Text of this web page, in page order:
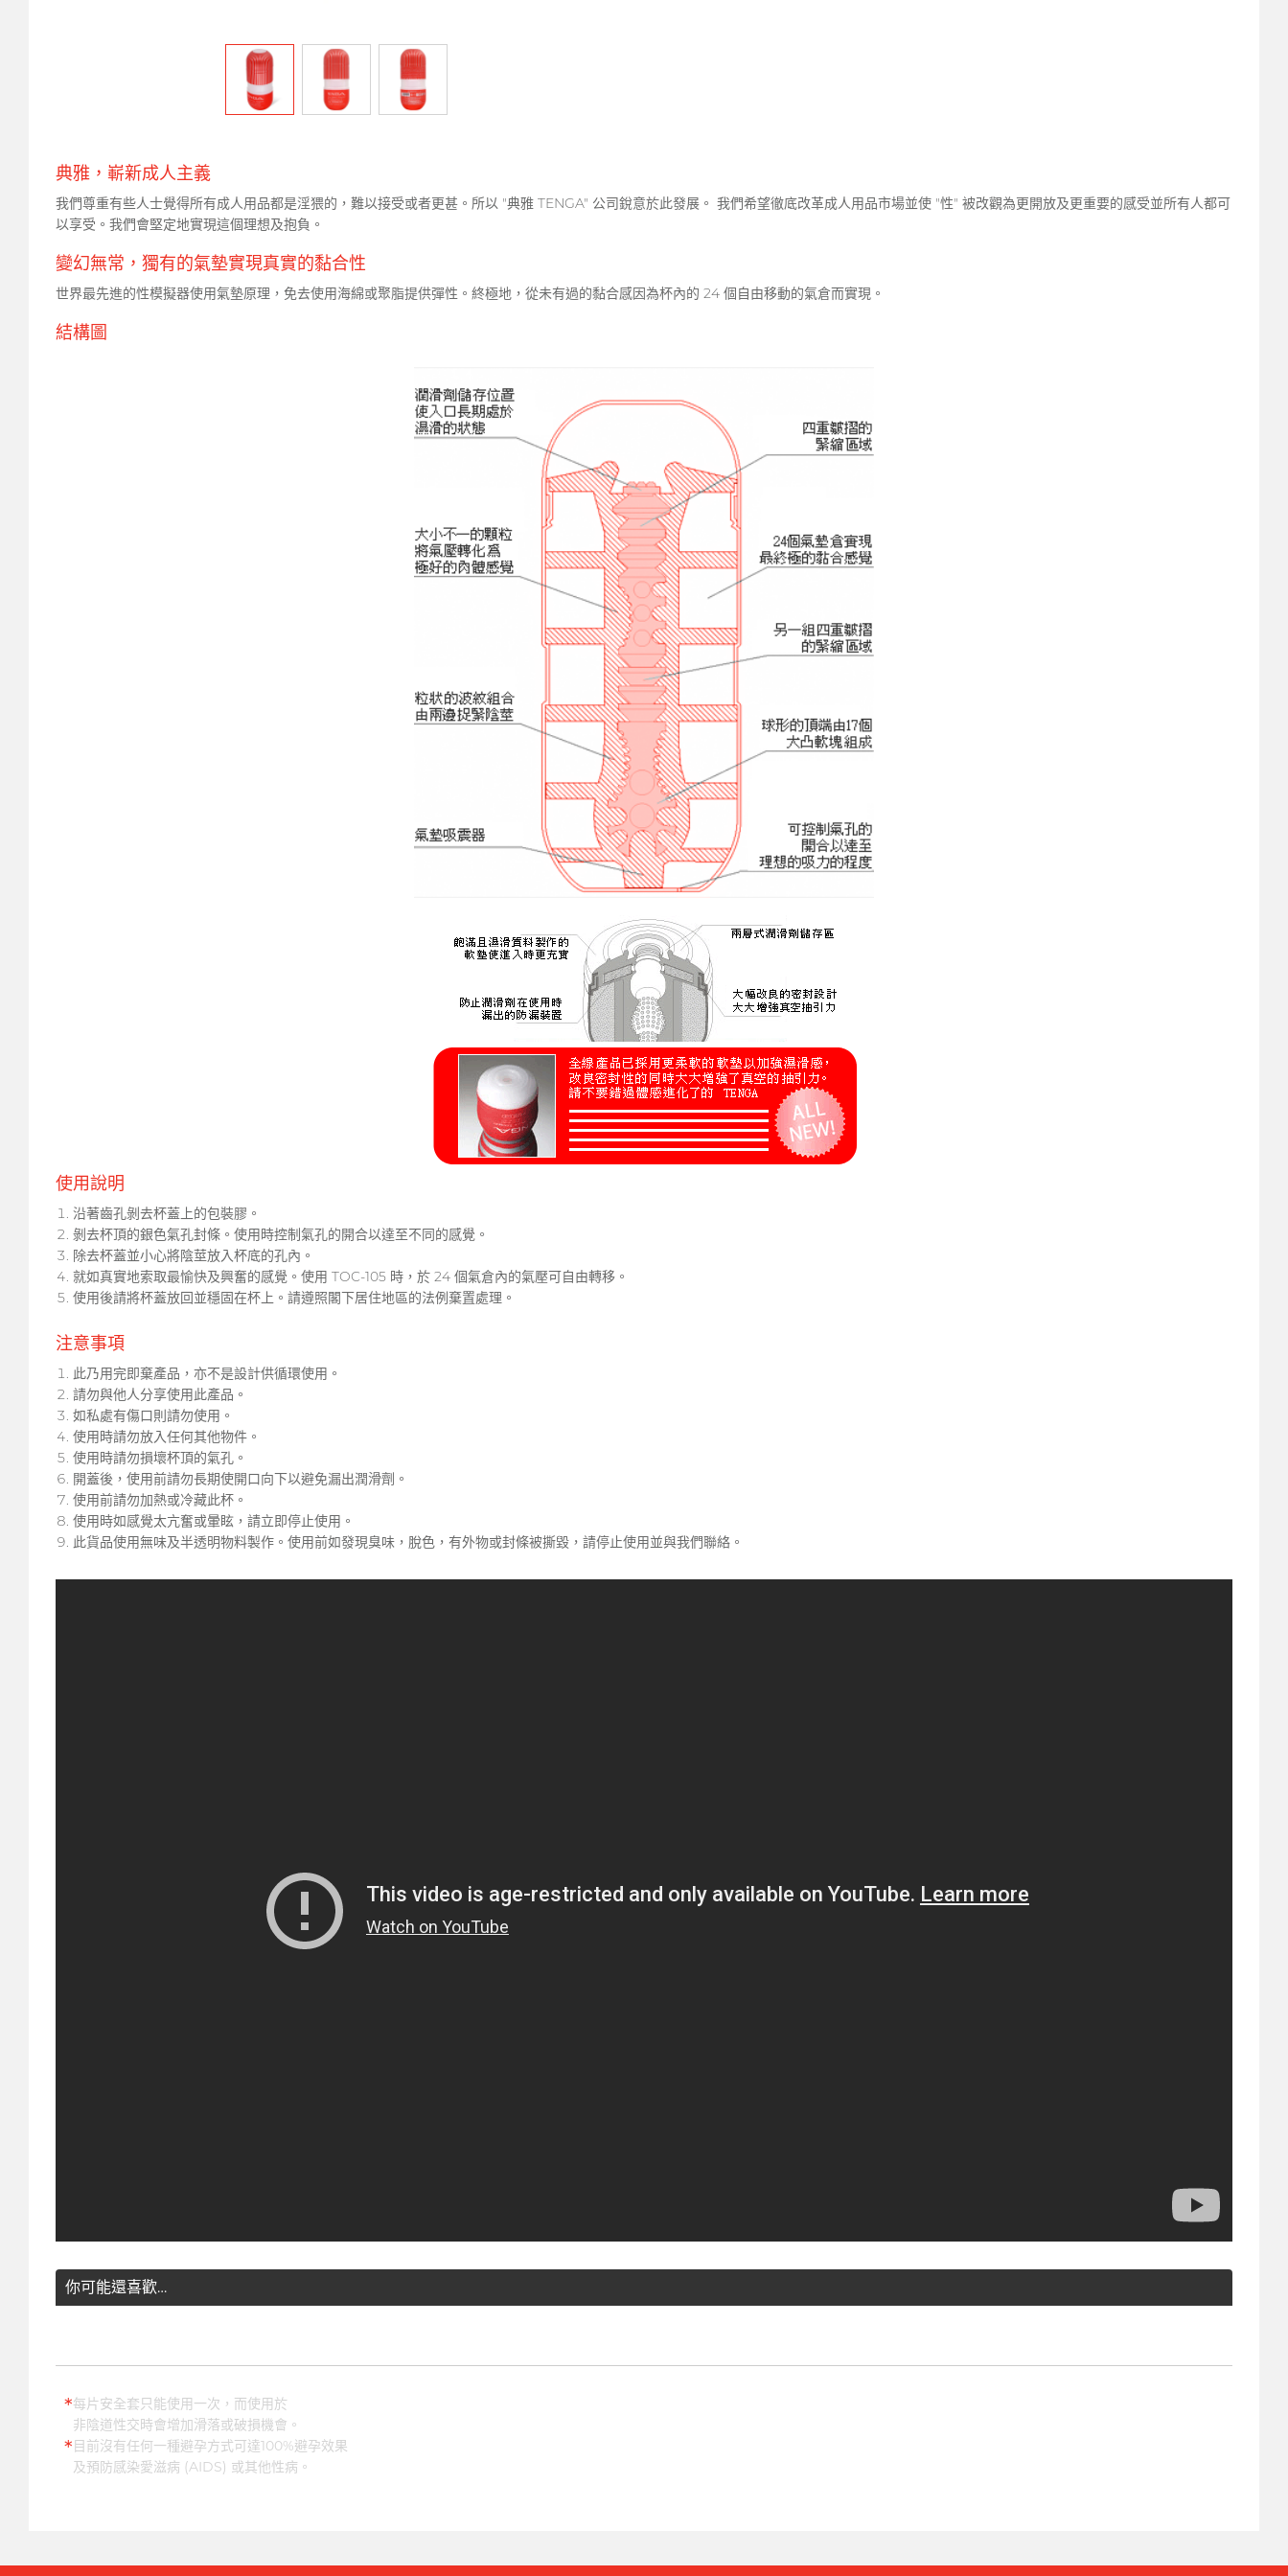
典雅，嶄新成人主義
我們尊重有些人士覺得所有成人用品都是淫猥的，難以接受或者更甚。所以 "典雅 TENGA" 公司銳意於此發展。 我們希望徹底改革成人用品市場並使 "性" 被改觀為更開放及更重要的感受並所有人都可
以享受。我們會堅定地實現這個理想及抱負。
變幻無常，獨有的氣墊實現真實的黏合性
世界最先進的性模擬器使用氣墊原理，免去使用海綿或聚脂提供彈性。終極地，從未有過的黏合感因為杯內的 24 個自由移動的氣倉而實現。
結構圖
使用說明
沿著齒孔剝去杯蓋上的包裝膠。
剝去杯頂的銀色氣孔封條。使用時控制氣孔的開合以達至不同的感覺。
除去杯蓋並小心將陰莖放入杯底的孔內。
就如真實地索取最愉快及興奮的感覺。使用 TOC-105 時，於 24 個氣倉內的氣壓可自由轉移。
使用後請將杯蓋放回並穩固在杯上。請遵照閣下居住地區的法例棄置處理。
注意事項
此乃用完即棄產品，亦不是設計供循環使用。
請勿與他人分享使用此產品。
如私處有傷口則請勿使用。
使用時請勿放入任何其他物件。
使用時請勿損壞杯頂的氣孔。
開蓋後，使用前請勿長期使開口向下以避免漏出潤滑劑。
使用前請勿加熱或冷藏此杯。
使用時如感覺太亢奮或暈眩，請立即停止使用。
此貨品使用無味及半透明物料製作。使用前如發現臭味，脫色，有外物或封條被撕毀，請停止使用並與我們聯絡。
你可能還喜歡…
*每片安全套只能使用一次，而使用於
非陰道性交時會增加滑落或破損機會。
*目前沒有任何一種避孕方式可達100%避孕效果
及預防感染愛滋病 (AIDS) 或其他性病。